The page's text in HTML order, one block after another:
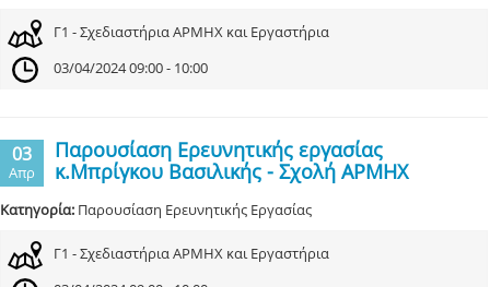
Γ1 - Σχεδιαστήρια ΑΡΜΗΧ και Εργαστήρια
03/04/2024 09:00 - 10:00
03
Απρ
Παρουσίαση Ερευνητικής εργασίας
κ.Μπρίγκου Βασιλικής - Σχολή ΑΡΜΗΧ
Κατηγορία: Παρουσίαση Ερευνητικής Εργασίας
Γ1 - Σχεδιαστήρια ΑΡΜΗΧ και Εργαστήρια